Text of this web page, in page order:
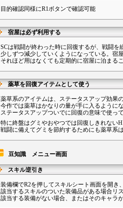
目的確認同様にR1ボタンで確認可能
宿屋は必ず利用する
SCは戦闘が終わった時に回復するが、戦闘
少しずつ減少していくようになっている。宿
それほど用はなくても定期的に宿屋に泊まる
薬草を回復アイテムとして使う
薬草系のアイテムは、ステータスアップ効果
今作では薬草はかなりの量が手に入るように
ステータスアップついでに回復の意味で使っ
特に終盤はグミやおやつでは回復しきれない
戦闘に備えてグミを節約するためにも薬草系
豆知識 メニュー画面
スキル逆引き
装備欄でR2を押してスキルシート画面を開き
該当するスキルのついた装備品がある場合リ
該当する装備がない場合、またはそのキャラ